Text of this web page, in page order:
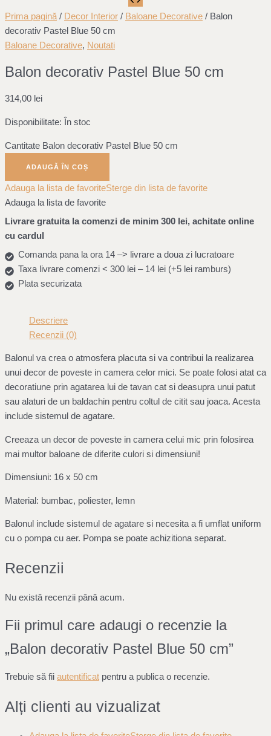
Prima pagină / Decor Interior / Baloane Decorative / Balon
decorativ Pastel Blue 50 cm
Baloane Decorative, Noutati
Balon decorativ Pastel Blue 50 cm
314,00 lei
Disponibilitate: În stoc
Cantitate Balon decorativ Pastel Blue 50 cm
ADAUGĂ ÎN COȘ
Adauga la lista de favoriteSterge din lista de favorite
Adauga la lista de favorite
Livrare gratuita la comenzi de minim 300 lei, achitate online
cu cardul
Comanda pana la ora 14 –> livrare a doua zi lucratoare
Taxa livrare comenzi < 300 lei – 14 lei (+5 lei ramburs)
Plata securizata
Descriere
Recenzii (0)
Balonul va crea o atmosfera placuta si va contribui la realizarea
unui decor de poveste in camera celor mici. Se poate folosi atat ca
decoratiune prin agatarea lui de tavan cat si deasupra unui patut
sau alaturi de un baldachin pentru coltul de citit sau joaca. Acesta
include sistemul de agatare.
Creeaza un decor de poveste in camera celui mic prin folosirea
mai multor baloane de diferite culori si dimensiuni!
Dimensiuni: 16 x 50 cm
Material: bumbac, poliester, lemn
Balonul include sistemul de agatare si necesita a fi umflat uniform
cu o pompa cu aer. Pompa se poate achizitiona separat.
Recenzii
Nu există recenzii până acum.
Fii primul care adaugi o recenzie la
„Balon decorativ Pastel Blue 50 cm”
Trebuie să fii autentificat pentru a publica o recenzie.
Alți clienti au vizualizat